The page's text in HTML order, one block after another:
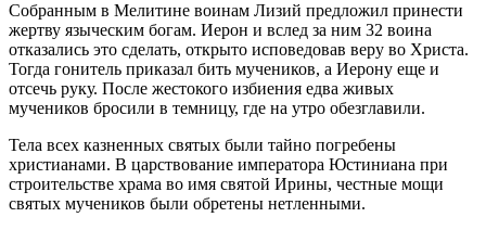
Собранным в Мелитине воинам Лизий предложил принести
жертву языческим богам. Иерон и вслед за ним 32 воина
отказались это сделать, открыто исповедовав веру во Христа.
Тогда гонитель приказал бить мучеников, а Иерону еще и
отсечь руку. После жестокого избиения едва живых
мучеников бросили в темницу, где на утро обезглавили.
Тела всех казненных святых были тайно погребены
христианами. В царствование императора Юстиниана при
строительстве храма во имя святой Ирины, честные мощи
святых мучеников были обретены нетленными.